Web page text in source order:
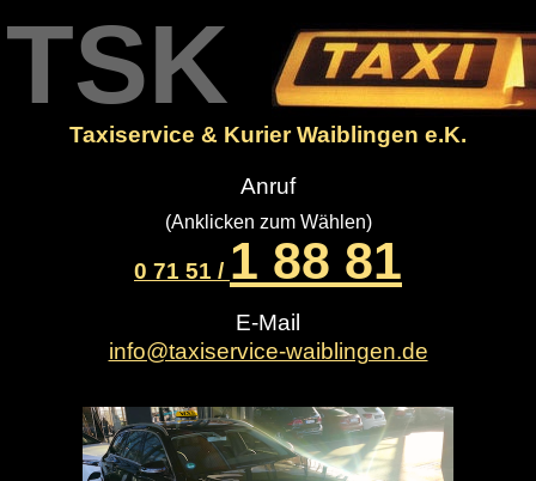
TSK
Taxiservice & Kurier Waiblingen e.K.
Anruf
(Anklicken zum Wählen)
0 71 51 / 1 88 81
E-Mail
info@taxiservice-waiblingen.de